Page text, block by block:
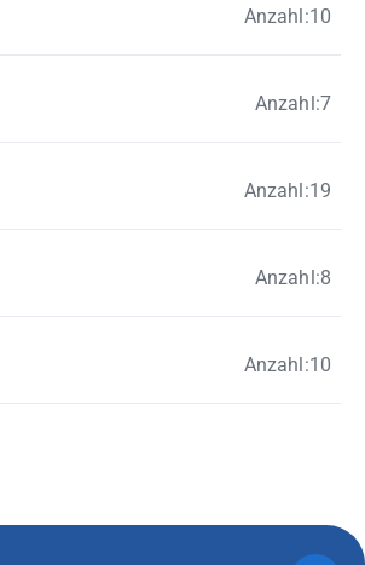
Anzahl:10
Anzahl:7
Anzahl:19
Anzahl:8
Anzahl:10